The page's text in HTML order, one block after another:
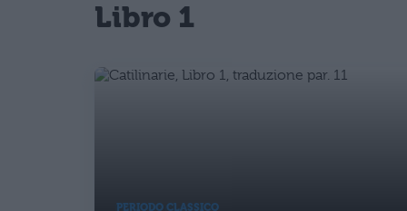
Libro 1
PERIODO CLASSICO